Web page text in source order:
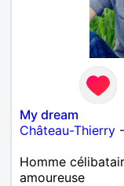
My dream
Château-Thierry -
Homme
amoureuse